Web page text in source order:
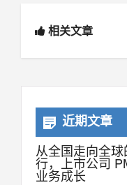
相关文章
近期文章
从全国走向全
行，上市公司
业务成长